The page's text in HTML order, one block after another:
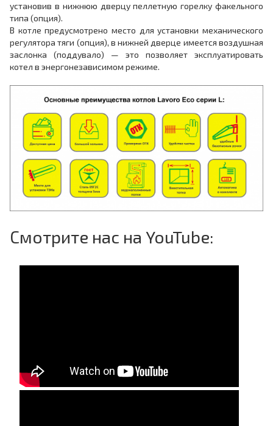
установив в нижнюю дверцу пеллетную горелку факельного
типа (опция).
В котле предусмотрено место для установки механического
регулятора тяги (опция), в нижней дверце имеется воздушная
заслонка (поддувало) — это позволяет эксплуатировать
котел в энергонезависимом режиме.
Смотрите нас на YouTube: